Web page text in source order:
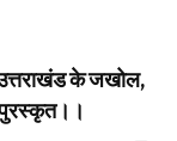
उत्तराखंड के जखोल,
पुरस्कृत।।